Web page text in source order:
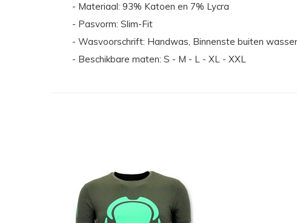
- Materiaal: 93% Katoen en 7% Lycra
- Pasvorm: Slim-Fit
- Wasvoorschrift: Handwas, Binnenste buiten
- Beschikbare maten: S - M - L - XL - XXL